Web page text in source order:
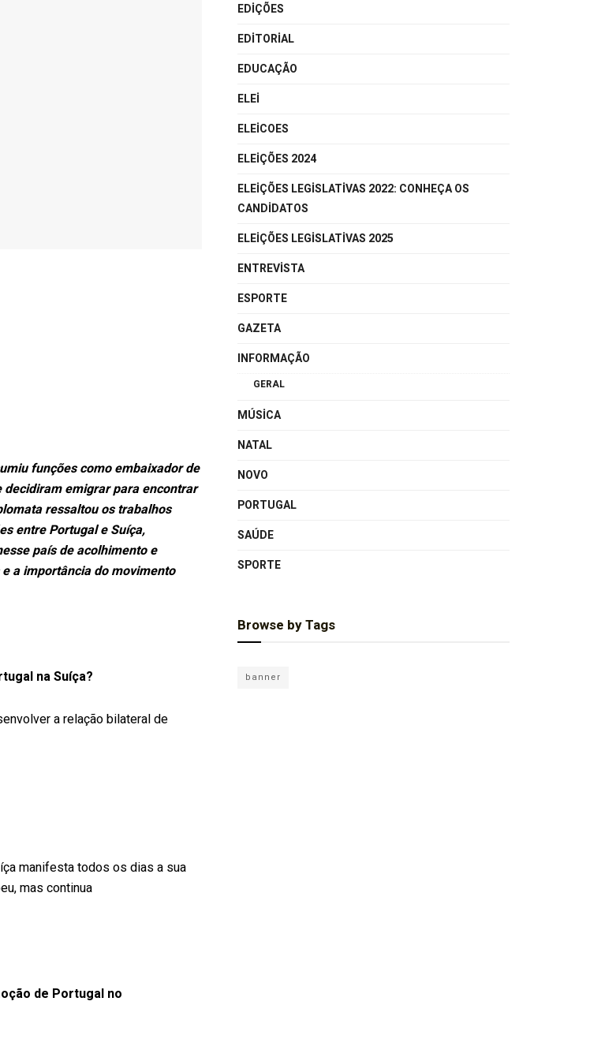
funções como embaixador de
decidiram emigrar para encontrar
ressaltou os trabalhos
entre Portugal e Suíça,
país de acolhimento e
a importância do movimento
na Suíça?
a relação bilateral de
manifesta todos os dias a sua
mas continua
de Portugal no
EDIÇÕES
EDITORIAL
EDUCAÇÃO
ELEI
ELEICOES
ELEIÇÕES 2024
ELEIÇÕES LEGISLATIVAS 2022: CONHEÇA OS
CANDIDATOS
ELEIÇÕES LEGISLATIVAS 2025
ENTREVISTA
ESPORTE
GAZETA
INFORMAÇÃO
GERAL
MÚSICA
NATAL
NOVO
PORTUGAL
SAÚDE
SPORTE
Browse by Tags
banner